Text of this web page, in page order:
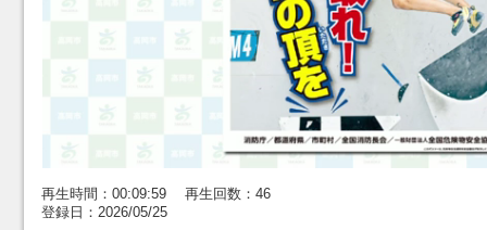
再生時間：00:09:59 再生回数：46
登録日：2026/05/25